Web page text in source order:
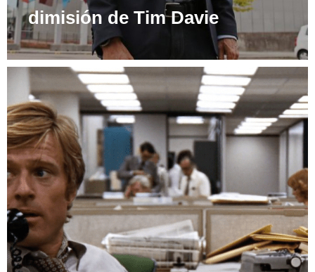
dimisión de Tim Davie